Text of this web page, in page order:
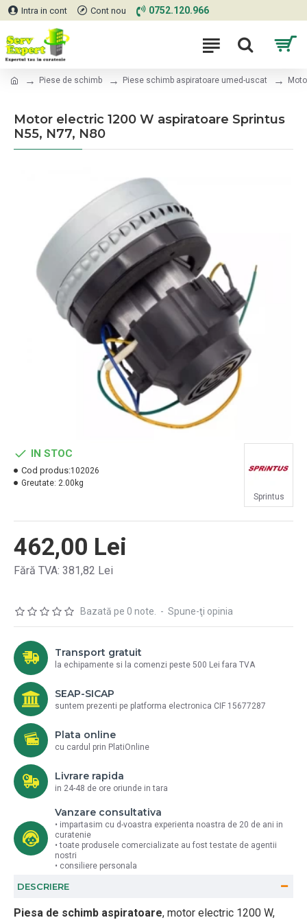
Intra in cont Cont nou 0752.120.966
Piese de schimb Piese schimb aspiratoare umed-uscat
Motor electric 1200 W aspiratoare Sprintus
N55, N77, N80
Bazată pe 0 note. - Spune-ţi opinia
462,00 Lei
Fără TVA: 381,82 Lei
IN STOC
Cod produs:102026
Greutate: 2.00kg
Sprintus
Transport gratuit
la echipamente si la comenzi peste 500 Lei fara TVA
SEAP-SICAP
suntem prezenti pe platforma electronica CIF 15677287
Plata online
cu cardul prin PlatiOnline
Livrare rapida
in 24-48 de ore oriunde in tara
Vanzare consultativa
• impartasim cu d-voastra experienta noastra de 20 de ani in
curatenie
• toate produsele comercializate au fost testate de agentii
nostri
• consiliere personala
DESCRIERE
Piesa de schimb aspiratoare, motor electric 1200 W,